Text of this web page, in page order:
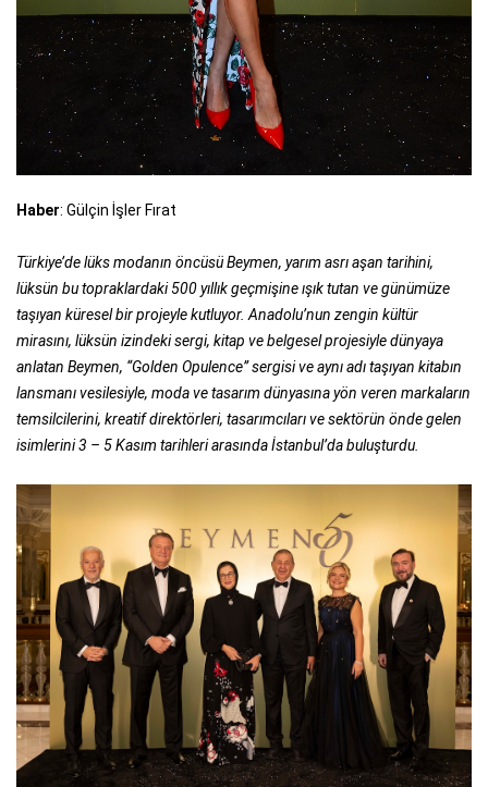
Haber: Gülçin İşler Fırat
Türkiye’de lüks modanın öncüsü Beymen, yarım asrı aşan tarihini,
lüksün bu topraklardaki 500 yıllık geçmişine ışık tutan ve günümüze
taşıyan küresel bir projeyle kutluyor. Anadolu’nun zengin kültür
mirasını, lüksün izindeki sergi, kitap ve belgesel projesiyle dünyaya
anlatan Beymen, “Golden Opulence” sergisi ve aynı adı taşıyan kitabın
lansmanı vesilesiyle, moda ve tasarım dünyasına yön veren markaların
temsilcilerini, kreatif direktörleri, tasarımcıları ve sektörün önde gelen
isimlerini 3 – 5 Kasım tarihleri arasında İstanbul’da buluşturdu.